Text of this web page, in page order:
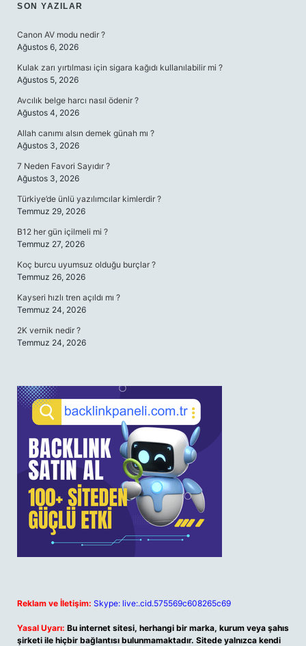
SIDEBAR
SON YAZILAR
Canon AV modu nedir ?
Ağustos 6, 2026
Kulak zarı yırtılması için sigara kağıdı kullanılabilir mi ?
Ağustos 5, 2026
Avcılık belge harcı nasıl ödenir ?
Ağustos 4, 2026
Allah canımı alsın demek günah mı ?
Ağustos 3, 2026
7 Neden Favori Sayıdır ?
Ağustos 3, 2026
Türkiye’de ünlü yazılımcılar kimlerdir ?
Temmuz 29, 2026
B12 her gün içilmeli mi ?
Temmuz 27, 2026
Koç burcu uyumsuz olduğu burçlar ?
Temmuz 26, 2026
Kayseri hızlı tren açıldı mı ?
Temmuz 24, 2026
2K vernik nedir ?
Temmuz 24, 2026
Reklam ve İletişim: Skype: live:.cid.575569c608265c69
Yasal Uyarı: Bu internet sitesi, herhangi bir marka, kurum veya şahıs
şirketi ile hiçbir bağlantısı bulunmamaktadır. Sitede yalnızca kendi